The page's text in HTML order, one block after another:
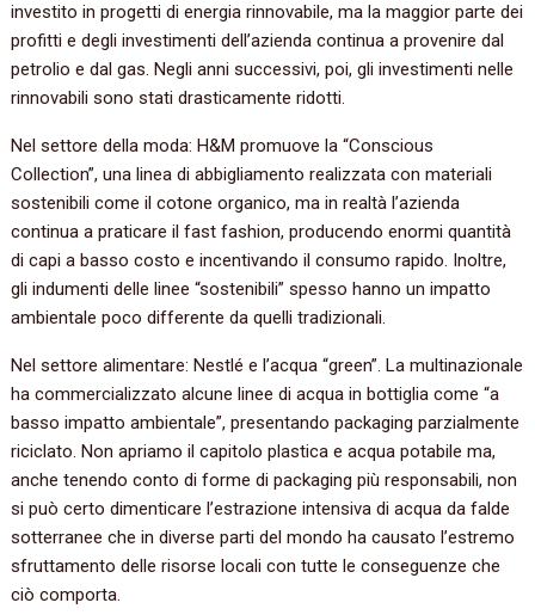
investito in progetti di energia rinnovabile, ma la maggior parte dei
profitti e degli investimenti dell’azienda continua a provenire dal
petrolio e dal gas. Negli anni successivi, poi, gli investimenti nelle
rinnovabili sono stati drasticamente ridotti.
Nel settore della moda: H&M promuove la “Conscious
Collection”, una linea di abbigliamento realizzata con materiali
sostenibili come il cotone organico, ma in realtà l’azienda
continua a praticare il fast fashion, producendo enormi quantità
di capi a basso costo e incentivando il consumo rapido. Inoltre,
gli indumenti delle linee “sostenibili” spesso hanno un impatto
ambientale poco differente da quelli tradizionali.
Nel settore alimentare: Nestlé e l’acqua “green”. La multinazionale
ha commercializzato alcune linee di acqua in bottiglia come “a
basso impatto ambientale”, presentando packaging parzialmente
riciclato. Non apriamo il capitolo plastica e acqua potabile ma,
anche tenendo conto di forme di packaging più responsabili, non
si può certo dimenticare l’estrazione intensiva di acqua da falde
sotterranee che in diverse parti del mondo ha causato l’estremo
sfruttamento delle risorse locali con tutte le conseguenze che
ciò comporta.